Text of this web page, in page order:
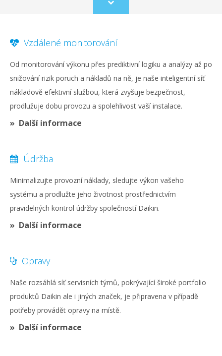
Scroll
to
Vzdálené monitorování
Od monitorování výkonu přes prediktivní logiku a analýzy až po
snižování rizik poruch a nákladů na ně, je naše inteligentní síť
nákladově efektivní službou, která zvyšuje bezpečnost,
prodlužuje dobu provozu a spolehlivost vaší instalace.
Další informace
Údržba
Minimalizujte provozní náklady, sledujte výkon vašeho
systému a prodlužte jeho životnost prostřednictvím
pravidelných kontrol údržby společností Daikin.
Další informace
Opravy
Naše rozsáhlá síť servisních týmů, pokrývající široké portfolio
produktů Daikin ale i jiných značek, je připravena v případě
potřeby provádět opravy na místě.
Další informace